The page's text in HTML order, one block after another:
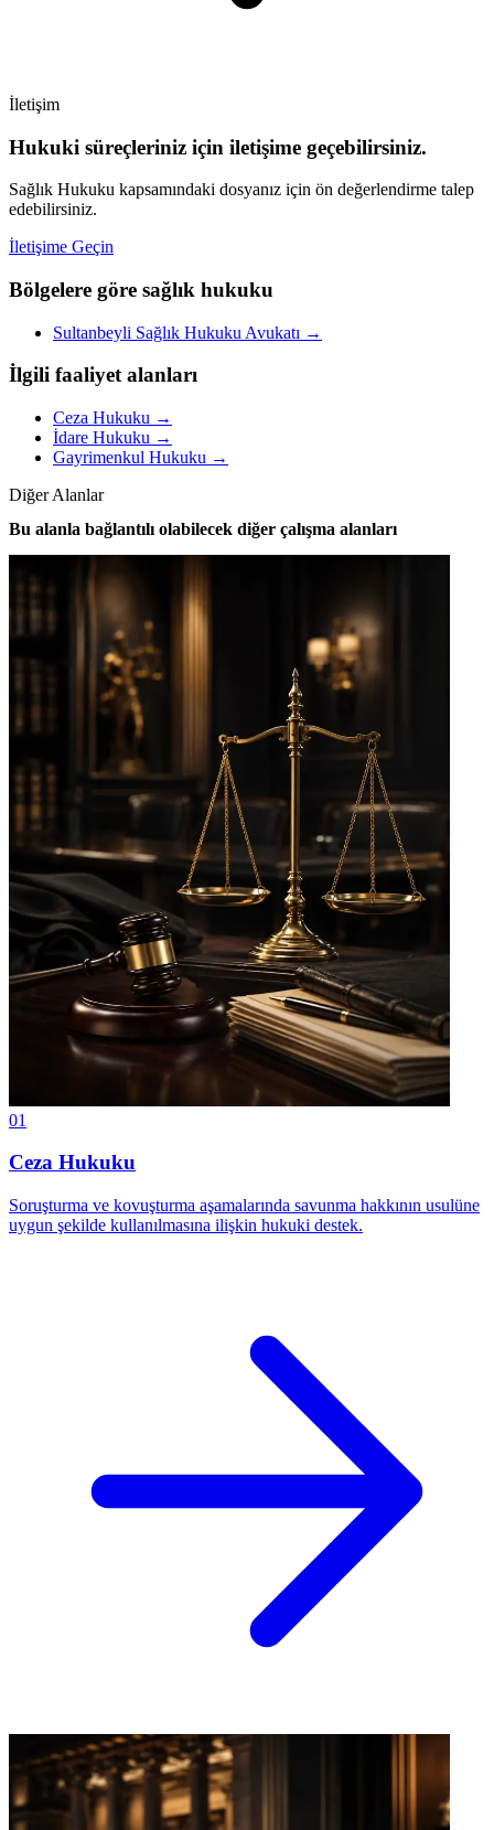
İletişim
Hukuki süreçleriniz için iletişime geçebilirsiniz.
Sağlık Hukuku kapsamındaki dosyanız için ön değerlendirme talep
edebilirsiniz.
İletişime Geçin
Bölgelere göre sağlık hukuku
Sultanbeyli Sağlık Hukuku Avukatı →
İlgili faaliyet alanları
Ceza Hukuku →
İdare Hukuku →
Gayrimenkul Hukuku →
Diğer Alanlar
Bu alanla bağlantılı olabilecek diğer çalışma alanları
01
Ceza Hukuku
Soruşturma ve kovuşturma aşamalarında savunma hakkının usulüne
uygun şekilde kullanılmasına ilişkin hukuki destek.